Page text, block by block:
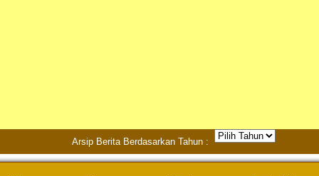
Arsip Berita Berdasarkan Tahun :